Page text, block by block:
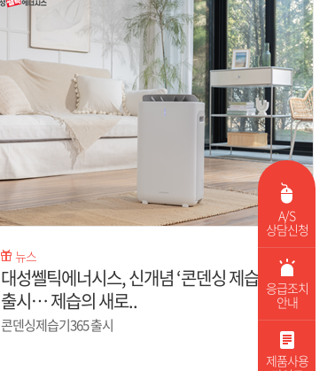
A/S
상담신청
응급조치
안내
제품사용
뉴스
대성쎌틱에너시스, 신개념 ‘콘덴싱 제습기’
출시… 제습의 새로..
콘덴싱제습기365 출시